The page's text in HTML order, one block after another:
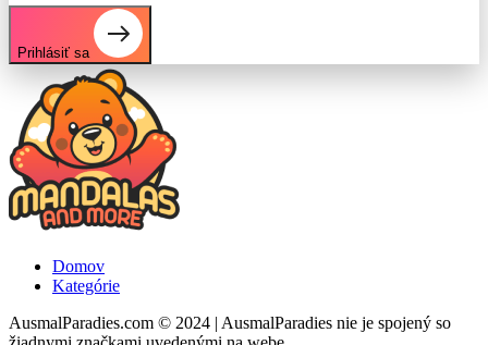
Prihlásiť sa
Domov
Kategórie
AusmalParadies.com © 2024 | AusmalParadies nie je spojený so